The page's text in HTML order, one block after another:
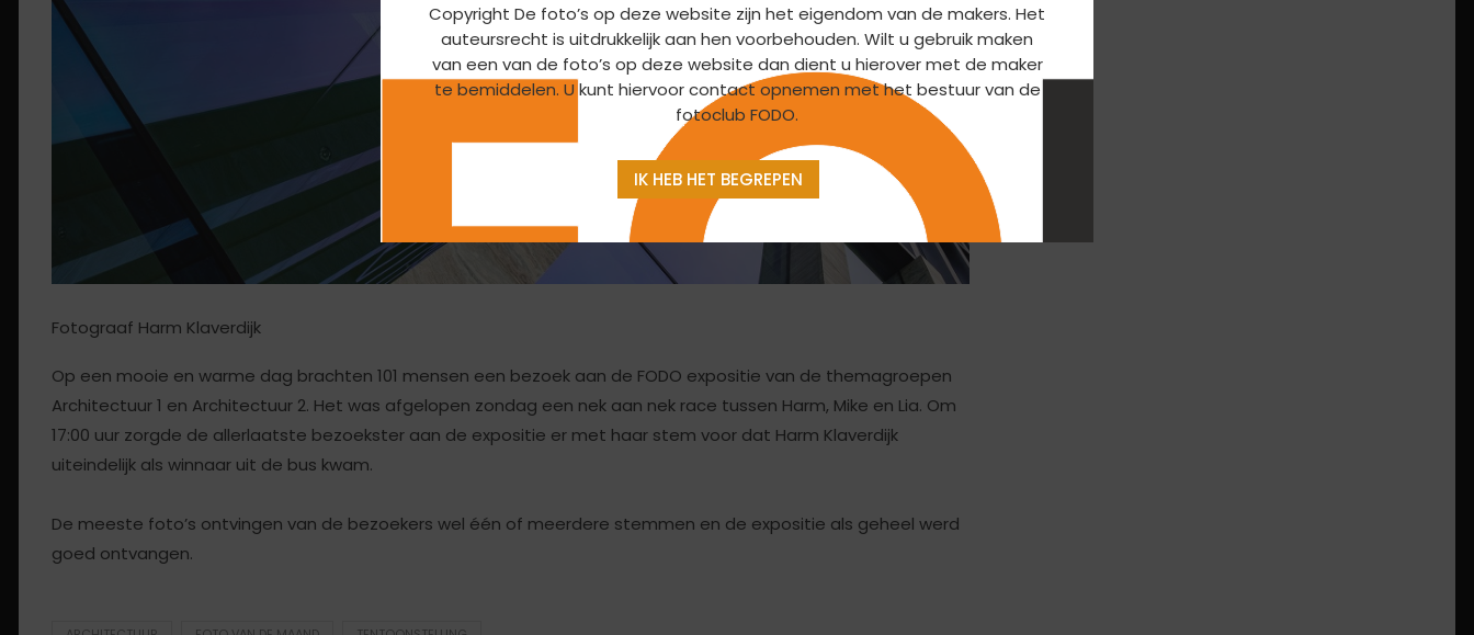
Copyright De foto’s op deze website zijn het eigendom van de makers. Het
auteursrecht is uitdrukkelijk aan hen voorbehouden. Wilt u gebruik maken
van een van de foto’s op deze website dan dient u hierover met de maker
te bemiddelen. U kunt hiervoor contact opnemen met het bestuur van de
fotoclub FODO.
IK HEB HET BEGREPEN
Fotograaf Harm Klaverdijk
Op een mooie en warme dag brachten 101 mensen een bezoek aan de FODO expositie van de themagroepen
Architectuur 1 en Architectuur 2. Het was afgelopen zondag een nek aan nek race tussen Harm, Mike en Lia. Om
17:00 uur zorgde de allerlaatste bezoekster aan de expositie er met haar stem voor dat Harm Klaverdijk
uiteindelijk als winnaar uit de bus kwam.
De meeste foto’s ontvingen van de bezoekers wel één of meerdere stemmen en de expositie als geheel werd
goed ontvangen.